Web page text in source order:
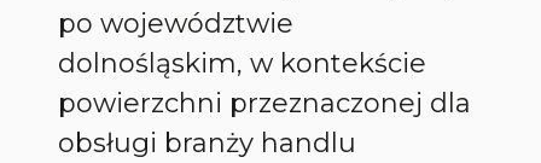
po województwie
dolnośląskim, w kontekście
powierzchni przeznaczonej dla
obsługi branży handlu